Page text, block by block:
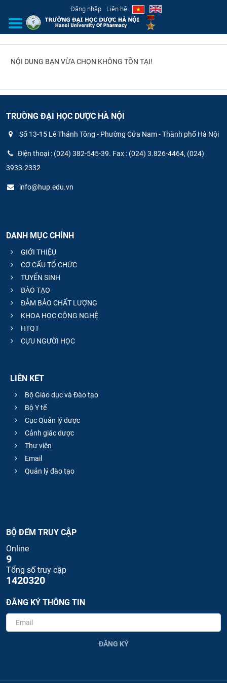
Đăng nhập Liên hệ
GIỚI THIỆU
CƠ CẤU TỔ CHỨC
TUYỂN SINH
ĐẢM BẢO CHẤT LƯỢNG
KHOA HỌC CÔNG NGHỆ
CỰU NGƯỜI HỌC
NỘI DUNG BẠN VỪA CHỌN KHÔNG TỒN TẠI!
TRƯỜNG ĐẠI HỌC DƯỢC HÀ NỘI
Số 13-15 Lê Thánh Tông - Phường Cửa Nam - Thành phố Hà Nội
Điện thoại : (024) 382-545-39. Fax : (024) 3.826-4464, (024)
3933-2332
info@hup.edu.vn
DANH MỤC CHÍNH
GIỚI THIỆU
CƠ CẤU TỔ CHỨC
TUYỂN SINH
ĐÀO TẠO
ĐẢM BẢO CHẤT LƯỢNG
KHOA HỌC CÔNG NGHỆ
HTQT
CỰU NGƯỜI HỌC
LIÊN KẾT
Bộ Giáo dục và Đào tạo
Bộ Y tế
Cục Quản lý dược
Cảnh giác dược
Thư viện
Email
Quản lý đào tạo
BỘ ĐẾM TRUY CẬP
Online
9
Tổng số truy cập
1420320
ĐĂNG KÝ THÔNG TIN
ĐĂNG KÝ